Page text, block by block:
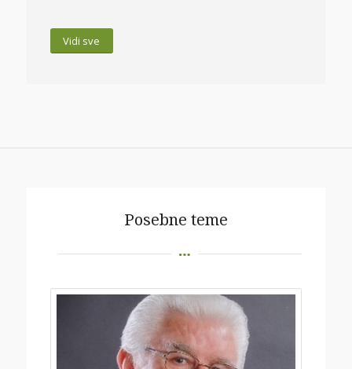
Vidi sve
Posebne teme